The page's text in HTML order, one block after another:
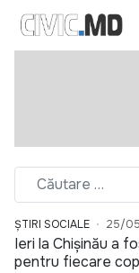
ȘTIRI SOCIALE 25/
Ieri la Chișinău a
pentru fiecare